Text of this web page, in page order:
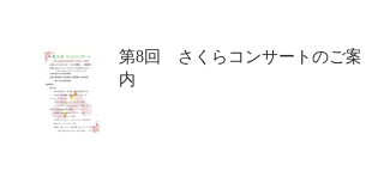
第8回 さくらコンサートのご案
内